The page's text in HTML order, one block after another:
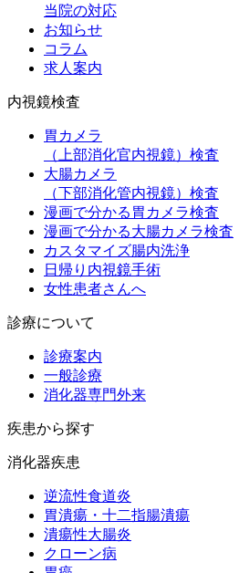
当院の対応
お知らせ
コラム
求人案内
内視鏡検査
胃カメラ
（上部消化官内視鏡） 検査
大腸カメラ
（下部消化管内視鏡） 検査
漫画で分かる胃カメラ検査
漫画で分かる大腸カメラ検査
カスタマイズ腸内洗浄
日帰り内視鏡手術
女性患者さんへ
診療について
診療案内
一般診療
消化器専門外来
疾患から探す
消化器疾患
逆流性食道炎
胃潰瘍・十二指腸潰瘍
潰瘍性大腸炎
クローン病